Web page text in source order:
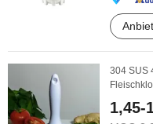
304 SUS
1,45-